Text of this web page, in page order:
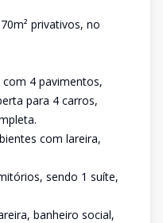
privativos, no
4 pavimentos,
para 4 carros,
com lareira,
sendo 1 suíte,
banheiro social,